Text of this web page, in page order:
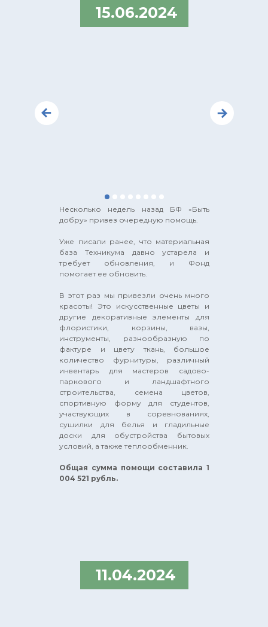
15.06.2024
Несколько недель назад БФ «Быть
добру» привез очередную помощь.
Уже писали ранее, что материальная
база Техникума давно устарела и
требует обновления, и Фонд
помогает ее обновить.
В этот раз мы привезли очень много
красоты! Это искусственные цветы и
другие декоративные элементы для
флористики, корзины, вазы,
инструменты, разнообразную по
фактуре и цвету ткань, большое
количество фурнитуры, различный
инвентарь для мастеров садово-
паркового и ландшафтного
строительства, семена цветов,
спортивную форму для студентов,
участвующих в соревнованиях,
сушилки для белья и гладильные
доски для обустройства бытовых
условий, а также теплообменник.
Общая сумма помощи составила 1
004 521 рубль.
11.04.2024